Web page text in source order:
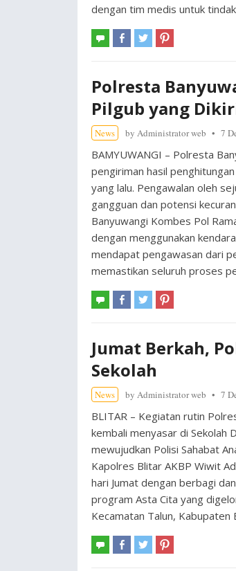
dengan tim medis untuk
Polresta
Pilgub yang
News by Administrator web 7
BAMYUWANGI – Polresta
pengiriman hasil
yang lalu. Pengawalan oleh
gangguan dan potensi
Banyuwangi Kombes Pol
dengan menggunakan
mendapat pengawasan dari
memastikan seluruh proses
Jumat Berkah,
Sekolah
News by Administrator web 7
BLITAR – Kegiatan rutin
kembali menyasar di Sekolah
mewujudkan Polisi Sahabat
Kapolres Blitar AKBP Wiwit
hari Jumat dengan berbagi
program Asta Cita yang
Kecamatan Talun, Kabupaten